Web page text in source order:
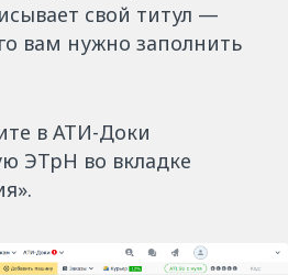
свой титул —
вам нужно заполнить
в АТИ-Доки
ЭТрН во вкладке